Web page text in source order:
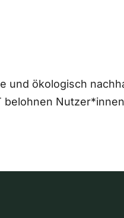
und ökologisch
belohnen